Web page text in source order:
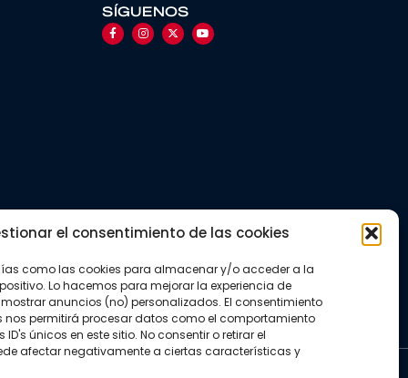
el consentimiento de las cookies
como las cookies para almacenar y/o acceder a la
Lo hacemos para mejorar la experiencia de
anuncios (no) personalizados. El consentimiento
permitirá procesar datos como el comportamiento
únicos en este sitio. No consentir o retirar el
afectar negativamente a ciertas características y
SÍGUENOS